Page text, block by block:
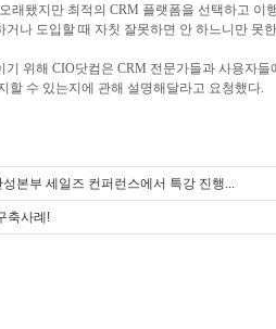
래됐지만 최적의 CRM 플랫폼을 선택하고 이
거나 도입할 때 자칫 잘못하면 안 하느니만 못
위해 CIO닷컴은 CRM 전문가들과 사용자들
할 수 있는지에 관해 설명해달라고 요청했다.
본부 세일즈 컨퍼런스에서 특강 진행...
축사례!